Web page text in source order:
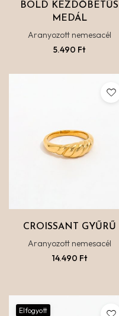
BOLD KEZDŐBETŰS
MEDÁL
Aranyozott nemesacél
5.490 Ft
CROISSANT GYŰRŰ
Aranyozott nemesacél
14.490 Ft
Elfogyott